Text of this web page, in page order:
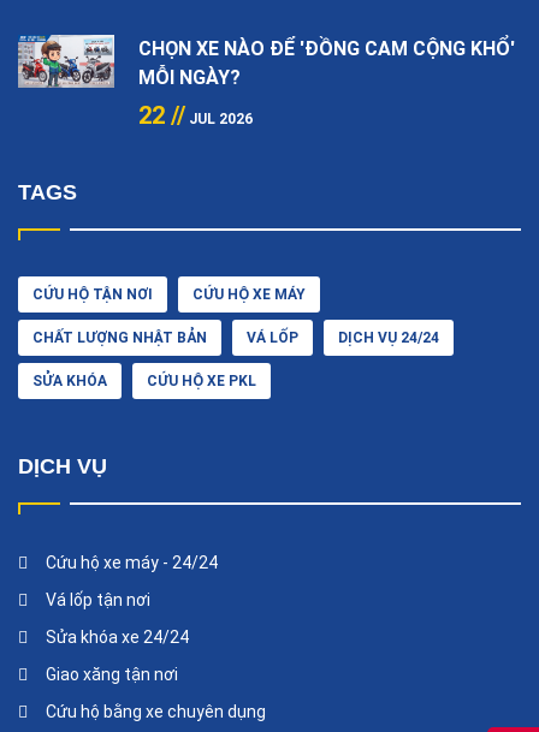
CHỌN XE NÀO ĐỂ 'ĐỒNG CAM CỘNG KHỔ'
MỖI NGÀY?
22 // JUL 2026
TAGS
CỨU HỘ TẬN NƠI CỨU HỘ XE MÁY
CHẤT LƯỢNG NHẬT BẢN VÁ LỐP DỊCH VỤ 24/24
SỬA KHÓA CỨU HỘ XE PKL
DỊCH VỤ
Cứu hộ xe máy - 24/24
Vá lốp tận nơi
Sửa khóa xe 24/24
Giao xăng tận nơi
Cứu hộ bằng xe chuyên dụng